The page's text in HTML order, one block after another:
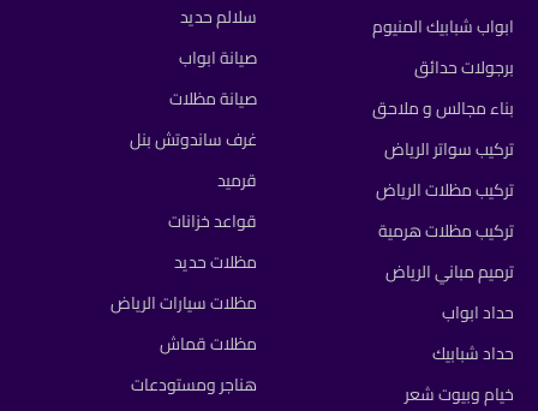
ابواب شبابيك المنيوم
برجولات حدائق
بناء مجالس و ملاحق
تركيب سواتر الرياض
تركيب مظلات الرياض
تركيب مظلات هرمية
ترميم مباني الرياض
حداد ابواب
حداد شبابيك
خيام وبيوت شعر
سلالم حديد
صيانة ابواب
صيانة مظلات
غرف ساندوتش بنل
قرميد
قواعد خزانات
مظلات حديد
مظلات سيارات الرياض
مظلات قماش
هناجر ومستودعات